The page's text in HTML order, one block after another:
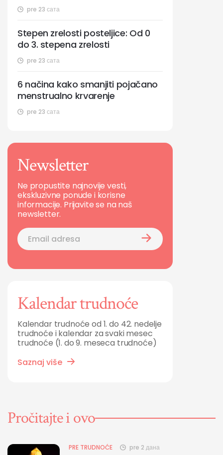
pre 23 сата
pre 23 сата
Stepen zrelosti posteljice: Od 0
do 3. stepena zrelosti
pre 23 сата
6 načina kako smanjiti pojačano
menstrualno krvarenje
Newsletter
Ne propustite najnovije vesti,
ekskluzivne ponude i korisne
informacije. Prijavite se na naš
newsletter.
Kalendar trudnoće
Kalendar trudnoće od 1. do 42. nedelje
trudnoće i kalendar za svaki mesec
trudnoće (1. do 9. meseca trudnoće)
Saznaj više
Pročitajte i ovo
PRE TRUDNOĆE pre 2 дана